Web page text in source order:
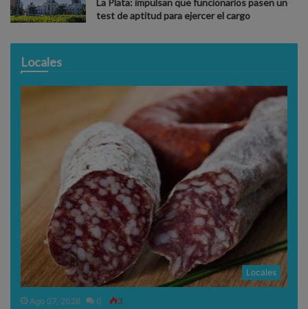
test de aptitud para ejercer el cargo
Locales
Locales
Ago 07, 2026 0 3